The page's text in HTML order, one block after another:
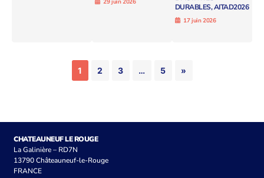
29 juin 2026
DURABLES, AITAD2026
17 juin 2026
1 2 3 … 5 »
CHATEAUNEUF LE ROUGE
La Galinière – RD7N
13790 Châteauneuf-le-Rouge
FRANCE